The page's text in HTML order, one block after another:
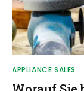
APPLIANCE SALES